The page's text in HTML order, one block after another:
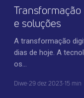
e soluções
A transformação
dias de hoje. A
os…
Diwe•29 dez 2023•15 min
TECNOLOGIA